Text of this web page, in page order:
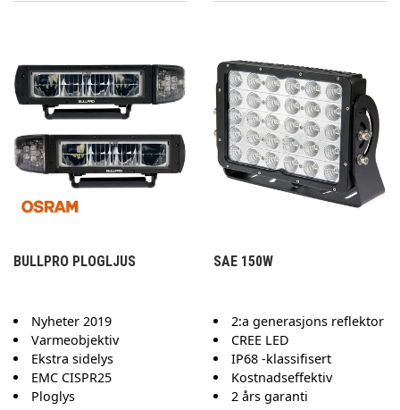
BULLPRO PLOGLJUS
Nyheter 2019
Varmeobjektiv
Ekstra sidelys
EMC CISPR25
Ploglys
SAE 150W
2:a generasjons reflektor
CREE LED
IP68 -klassifisert
Kostnadseffektiv
2 års garanti